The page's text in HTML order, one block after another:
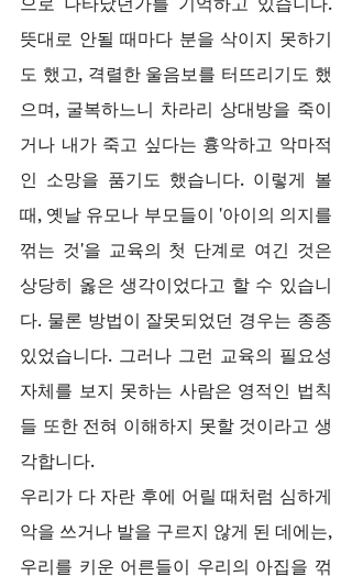
뜻대로 안될 때마다 분을 삭이지 못하기
도 했고, 격렬한 울음보를 터뜨리기도 했
으며, 굴복하느니 차라리 상대방을 죽이
거나 내가 죽고 싶다는 흉악하고 악마적
인 소망을 품기도 했습니다. 이렇게 볼
때, 옛날 유모나 부모들이 '아이의 의지를
꺾는 것'을 교육의 첫 단계로 여긴 것은
상당히 옳은 생각이었다고 할 수 있습니
다. 물론 방법이 잘못되었던 경우는 종종
있었습니다. 그러나 그런 교육의 필요성
자체를 보지 못하는 사람은 영적인 법칙
들 또한 전혀 이해하지 못할 것이라고 생
각합니다.
우리가 다 자란 후에 어릴 때처럼 심하게
악을 쓰거나 발을 구르지 않게 된 데에는,
우리를 키운 어른들이 우리의 아집을 꺾